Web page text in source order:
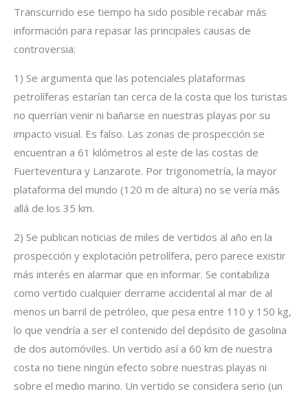
Transcurrido ese tiempo ha sido posible recabar más
información para repasar las principales causas de
controversia:
1) Se argumenta que las potenciales plataformas
petrolíferas estarían tan cerca de la costa que los turistas
no querrían venir ni bañarse en nuestras playas por su
impacto visual. Es falso. Las zonas de prospección se
encuentran a 61 kilómetros al este de las costas de
Fuerteventura y Lanzarote. Por trigonometría, la mayor
plataforma del mundo (120 m de altura) no se vería más
allá de los 35 km.
2) Se publican noticias de miles de vertidos al año en la
prospección y explotación petrolífera, pero parece existir
más interés en alarmar que en informar. Se contabiliza
como vertido cualquier derrame accidental al mar de al
menos un barril de petróleo, que pesa entre 110 y 150 kg,
lo que vendría a ser el contenido del depósito de gasolina
de dos automóviles. Un vertido así a 60 km de nuestra
costa no tiene ningún efecto sobre nuestras playas ni
sobre el medio marino. Un vertido se considera serio (un